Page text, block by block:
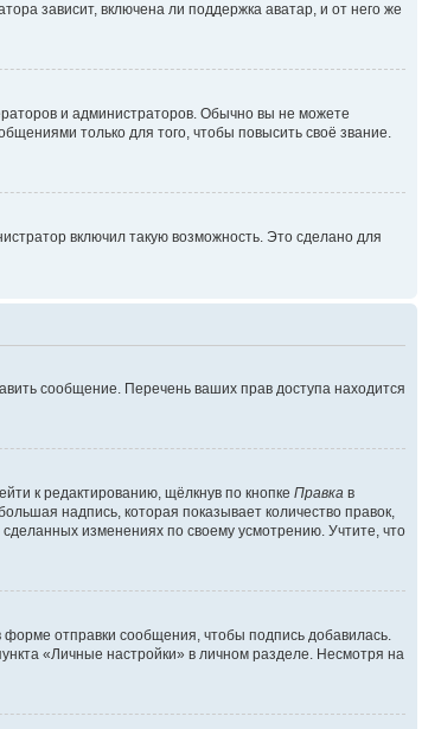
зависит, включена ли поддержка аватар, и от него же
и администраторов. Обычно вы не можете
только для того, чтобы повысить своё звание.
включил такую возможность. Это сделано для
сообщение. Перечень ваших прав доступа находится
к редактированию, щёлкнув по кнопке Правка в
надпись, которая показывает количество правок,
изменениях по своему усмотрению. Учтите, что
форме отправки сообщения, чтобы подпись добавилась.
«Личные настройки» в личном разделе. Несмотря на